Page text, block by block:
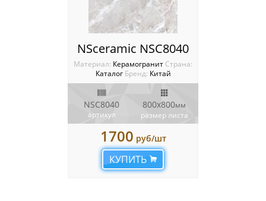
NSceramic NSC8040
Материал: Керамогранит Cтрана:
Каталог Бренд: Китай
NSC8040
артикул
800x800мм
размер листа
1700 руб/шт
КУПИТЬ